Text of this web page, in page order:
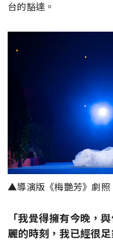
台的豁達。
▲導演版《梅艷芳》劇照
「我覺得擁有今晚，
麗的時刻，我已經很